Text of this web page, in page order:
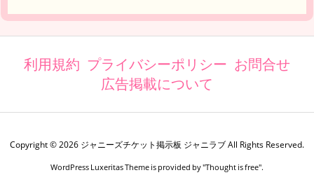
利用規約 プライバシーポリシー お問合せ
広告掲載について
Copyright ©2026 ジャニーズチケット掲示板 ジャニラブAll Rights Reserved.
WordPress Luxeritas Theme is provided by "Thought is free".